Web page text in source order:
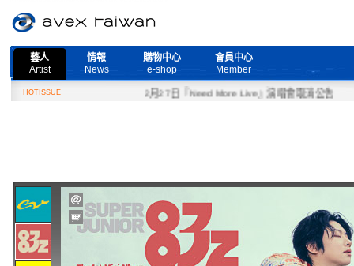
藝人
Artist
情報
News
購物中心
e-shop
會員中心
Member
HOTISSUE 2月27日『Need More Live』演唱會取消公告